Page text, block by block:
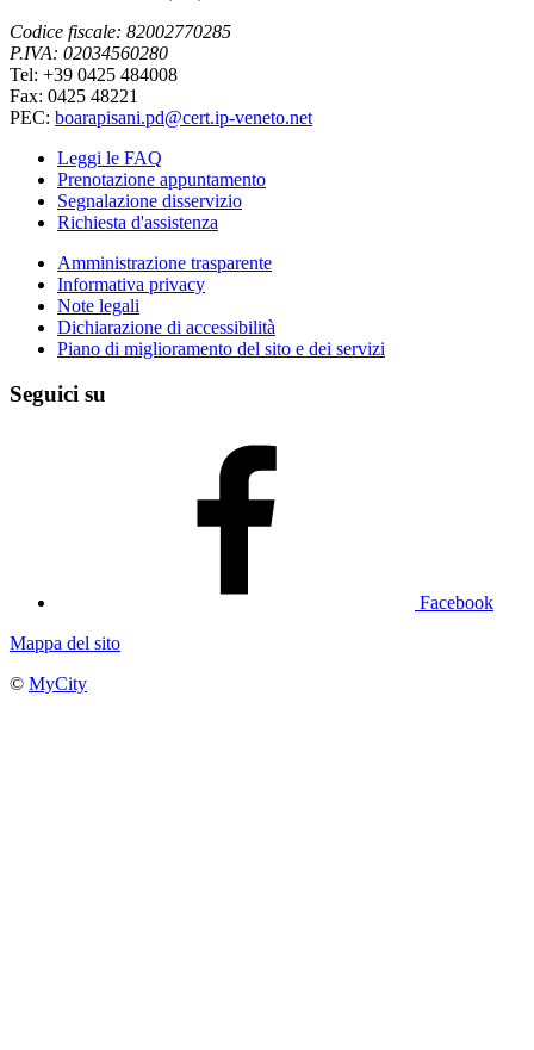
Codice fiscale: 82002770285
P.IVA: 02034560280
Tel: +39 0425 484008
Fax: 0425 48221
PEC: boarapisani.pd@cert.ip-veneto.net
Leggi le FAQ
Prenotazione appuntamento
Segnalazione disservizio
Richiesta d'assistenza
Amministrazione trasparente
Informativa privacy
Note legali
Dichiarazione di accessibilità
Piano di miglioramento del sito e dei servizi
Seguici su
Facebook
Mappa del sito
© MyCity